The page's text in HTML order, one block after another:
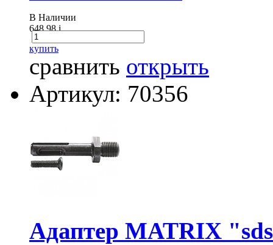
В Наличии
648.98i
купить
сравнить открыть
Артикул: 70356
Адаптер MATRIX